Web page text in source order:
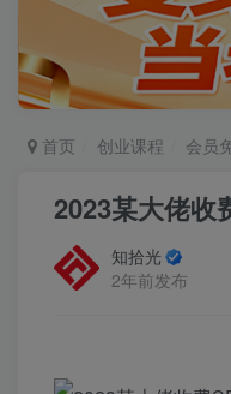
首页 创业课程 会员
2023某大佬收
知拾光
2年前发布